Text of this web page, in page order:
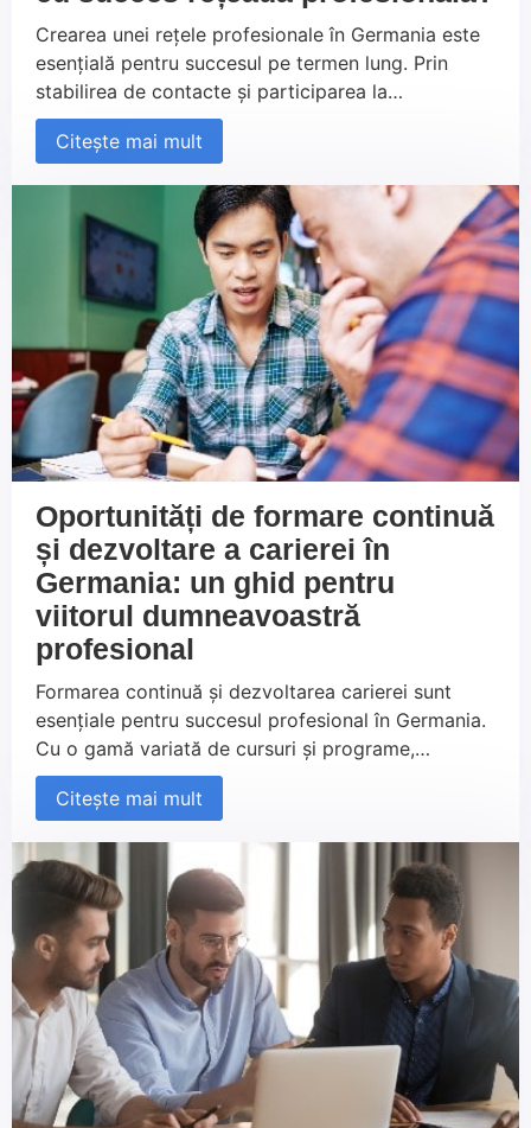
Crearea unei rețele profesionale în Germania este
esențială pentru succesul pe termen lung. Prin
stabilirea de contacte și participarea la
evenimente și platforme precum Xing și LinkedIn,
vă puteți extinde rețeaua și accesa oportunități de
strategiilor potrivite, veți putea să vă construiți o
rețea solidă și să vă atingeți obiectivele
profesionale în Germania.
Citește mai mult
Oportunități de formare continuă
și dezvoltare a carierei în
Germania: un ghid pentru
viitorul dumneavoastră
profesional
Formarea continuă și dezvoltarea carierei sunt
esențiale pentru succesul profesional în Germania.
Cu o gamă variată de cursuri și programe,
Germania oferă oportunități excelente pentru a vă
extinde competențele și a vă atinge obiectivele
profitați de aceste oportunități și să vă construiți
un viitor solid în cariera dvs. în Germania.
Citește mai mult